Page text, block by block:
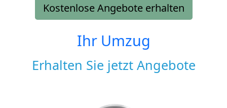
Kostenlose Angebote erhalten
Ihr Umzug
Erhalten Sie jetzt Angebote